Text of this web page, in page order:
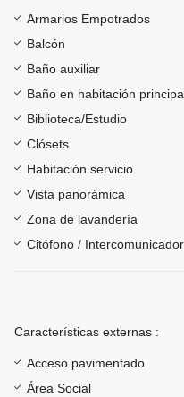
Armarios Empotrados
Balcón
Baño auxiliar
Baño en habitación
Biblioteca/Estudio
Clósets
Habitación servicio
Vista panorámica
Zona de lavandería
Citófono / Intercomunicador
Características externas :
Acceso pavimentado
Área Social